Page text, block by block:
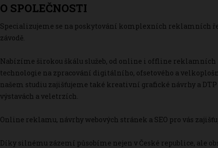
O SPOLEČNOSTI
Specializujeme se na poskytování komplexních reklamních
závodě.
Nabízíme širokou škálu služeb, od online i offline
technologie na zpracování digitálního, ofsetového a
našem studiu zajišťujeme také kreativní grafické návrhy a
výstavách a veletrzích.
Online reklamu, návrhy webových stránek a SEO pro vás
Díky silnému zázemí působíme nejen v České republice, ale